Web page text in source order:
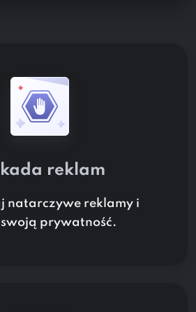
reklam
natarczywe reklamy i
prywatność.